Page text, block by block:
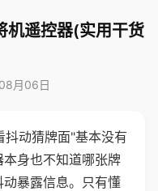
机遥控器(实用干货
月06日
动猜牌面"基本没有
身也不知道哪张牌
暴露信息。只有懂